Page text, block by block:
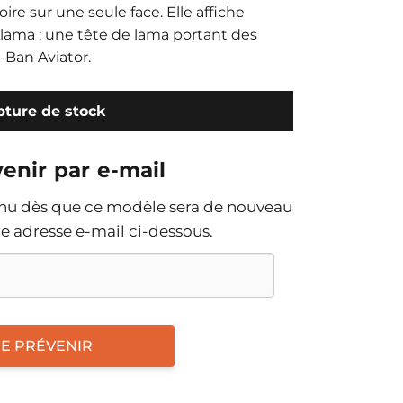
sur une seule face. Elle affiche
: une tête de lama portant des
Aviator.
de stock
par e-mail
dès que ce modèle sera de nouveau
adresse e-mail ci-dessous.
PRÉVENIR